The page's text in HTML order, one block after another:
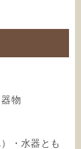
物
・水器とも